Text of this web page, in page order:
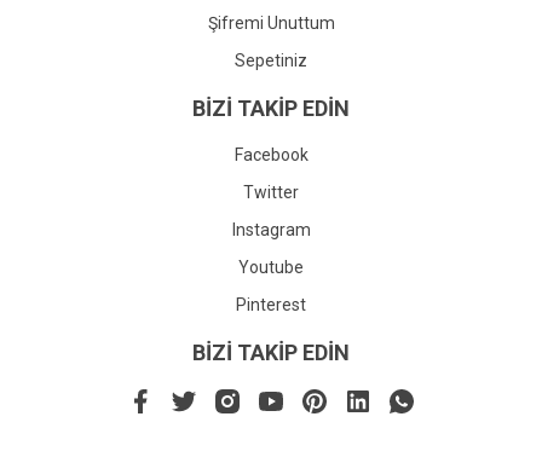
Şifremi Unuttum
Sepetiniz
BİZİ TAKİP EDİN
Facebook
Twitter
Instagram
Youtube
Pinterest
BİZİ TAKİP EDİN